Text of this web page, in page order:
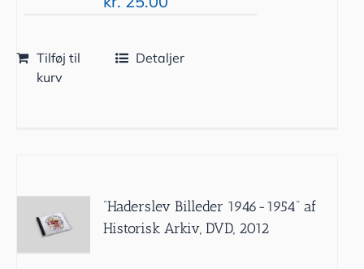
Tilføj til
kurv
Detaljer
”Haderslev Billeder 1946-1954” af
Historisk Arkiv, DVD, 2012